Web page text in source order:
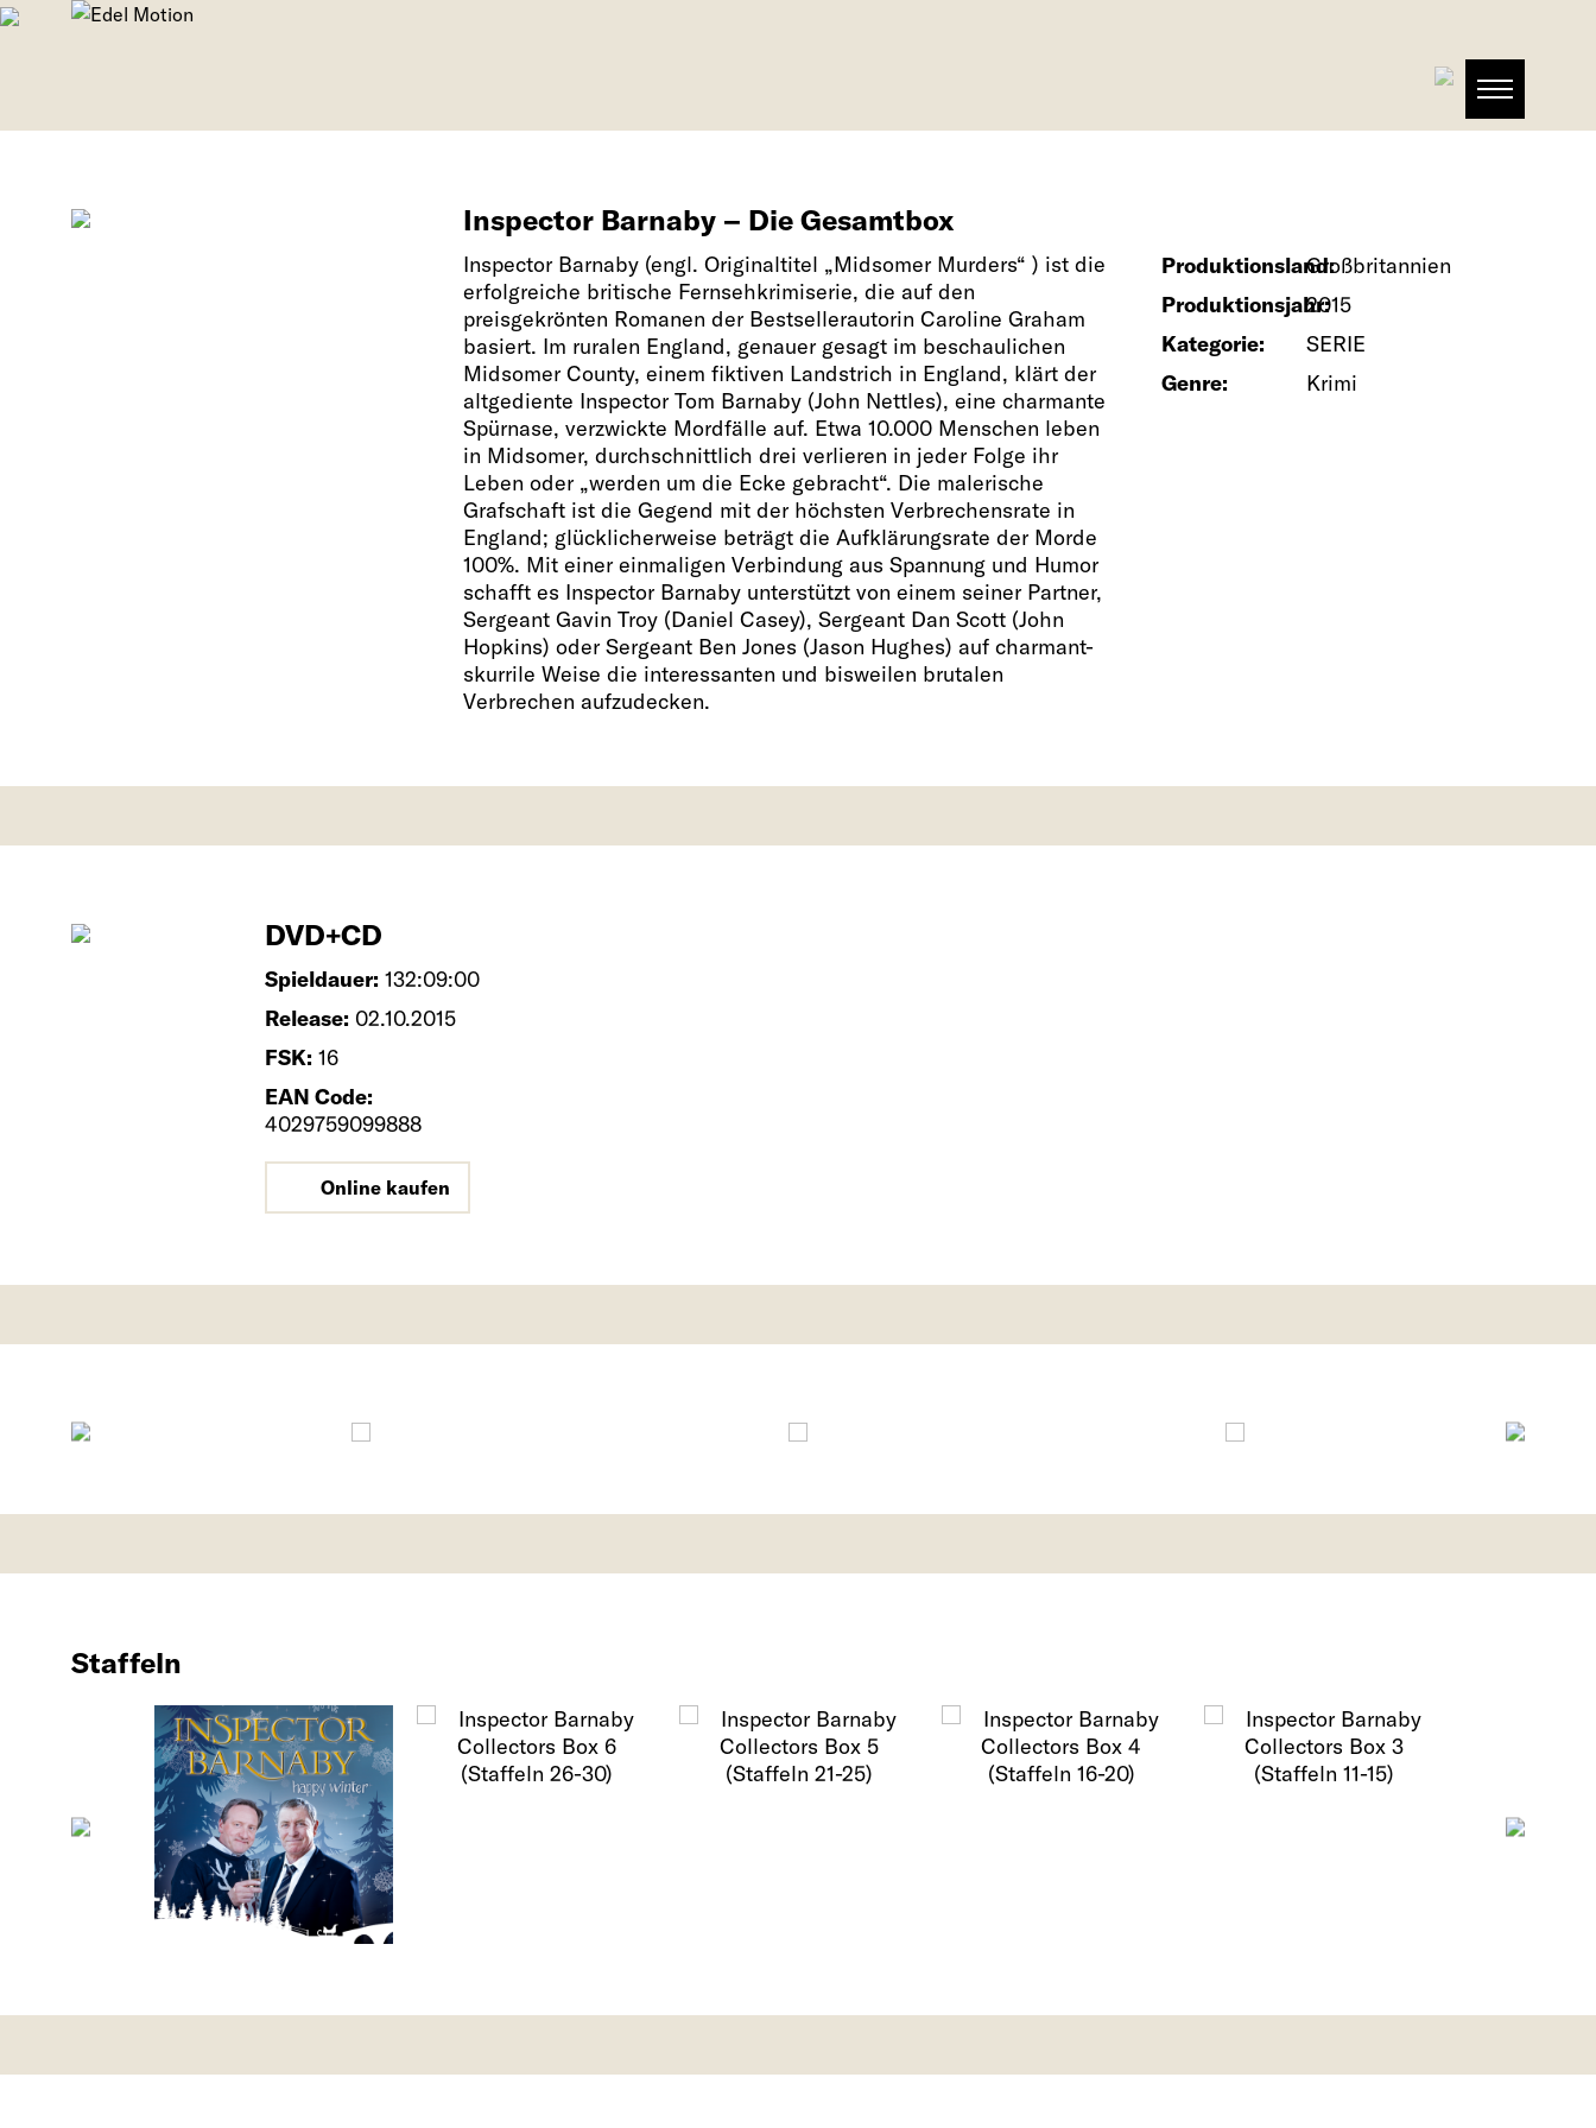
Inspector Barnaby – Die Gesamtbox
Inspector Barnaby (engl. Originaltitel „Midsomer Murders“ ) ist die
erfolgreiche britische Fernsehkrimiserie, die auf den
preisgekrönten Romanen der Bestsellerautorin Caroline Graham
basiert. Im ruralen England, genauer gesagt im beschaulichen
Midsomer County, einem fiktiven Landstrich in England, klärt der
altgediente Inspector Tom Barnaby (John Nettles), eine charmante
Spürnase, verzwickte Mordfälle auf. Etwa 10.000 Menschen leben
in Midsomer, durchschnittlich drei verlieren in jeder Folge ihr
Leben oder „werden um die Ecke gebracht“. Die malerische
Grafschaft ist die Gegend mit der höchsten Verbrechensrate in
England; glücklicherweise beträgt die Aufklärungsrate der Morde
100%. Mit einer einmaligen Verbindung aus Spannung und Humor
schafft es Inspector Barnaby unterstützt von einem seiner Partner,
Sergeant Gavin Troy (Daniel Casey), Sergeant Dan Scott (John
Hopkins) oder Sergeant Ben Jones (Jason Hughes) auf charmant-
skurrile Weise die interessanten und bisweilen brutalen
Verbrechen aufzudecken.
Produktionsland:Großbritannien
Produktionsjahr:2015
Kategorie:
SERIE
Genre:
Krimi
DVD+CD
Spieldauer: 132:09:00
Release: 02.10.2015
FSK: 16
EAN Code:
4029759099888
Online kaufen
Staffeln